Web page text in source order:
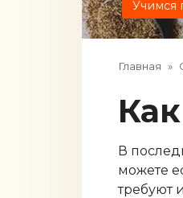
Учимся
Главная »
В
можете
требуют